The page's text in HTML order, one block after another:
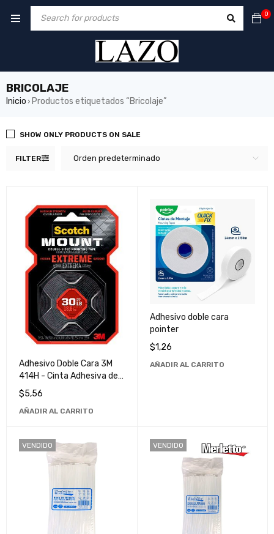
0
BRICOLAJE
Inicio › Productos etiquetados “Bricolaje”
FILTER Orden predeterminado
SHOW ONLY PRODUCTS ON SALE
Adhesivo Doble Cara 3M
414H - Cinta Adhesiva de
Alta Resistencia y
Durabilidad
$5,56
AÑADIR AL CARRITO
Adhesivo doble cara
pointer
$1,26
AÑADIR AL CARRITO
VENDIDO VENDIDO